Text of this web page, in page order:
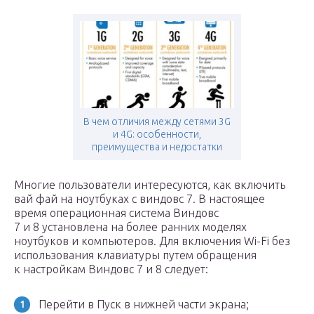
В чем отличия между сетями 3G
и 4G: особенности,
преимущества и недостатки
Многие пользователи интересуются, как включить
вай фай на ноутбуках с виндовс 7. В настоящее
время операционная система Виндовс
7 и 8 установлена на более ранних моделях
ноутбуков и компьютеров. Для включения Wi-Fi без
использования клавиатуры путем обращения
к настройкам Виндовс 7 и 8 следует:
Перейти в Пуск в нижней части экрана;